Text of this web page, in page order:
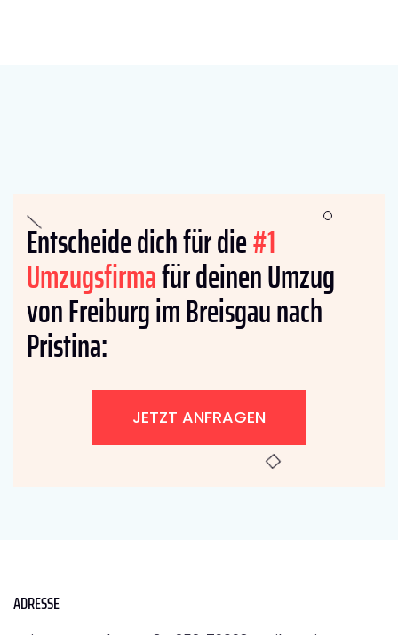
Entscheide dich für die#1
Umzugsfirmafür deinen Umzug
von Freiburg im Breisgau nach
Pristina:
JETZT ANFRAGEN
ADRESSE